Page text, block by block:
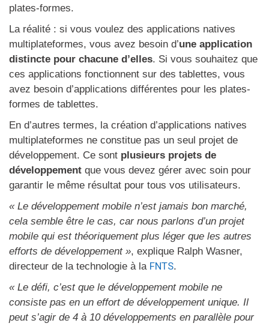
plates-formes.
La réalité : si vous voulez des applications natives
multiplateformes, vous avez besoin d’une application
distincte pour chacune d’elles. Si vous souhaitez que
ces applications fonctionnent sur des tablettes, vous
avez besoin d’applications différentes pour les plates-
formes de tablettes.
En d’autres termes, la création d’applications natives
multiplateformes ne constitue pas un seul projet de
développement. Ce sont plusieurs projets de
développement que vous devez gérer avec soin pour
garantir le même résultat pour tous vos utilisateurs.
« Le développement mobile n’est jamais bon marché,
cela semble être le cas, car nous parlons d’un projet
mobile qui est théoriquement plus léger que les autres
efforts de développement », explique Ralph Wasner,
directeur de la technologie à la FNTS.
« Le défi, c’est que le développement mobile ne
consiste pas en un effort de développement unique. Il
peut s’agir de 4 à 10 développements en parallèle pour